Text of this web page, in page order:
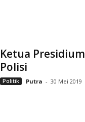
Ketua
Polisi
Politik Putra - 30 Mei 2019